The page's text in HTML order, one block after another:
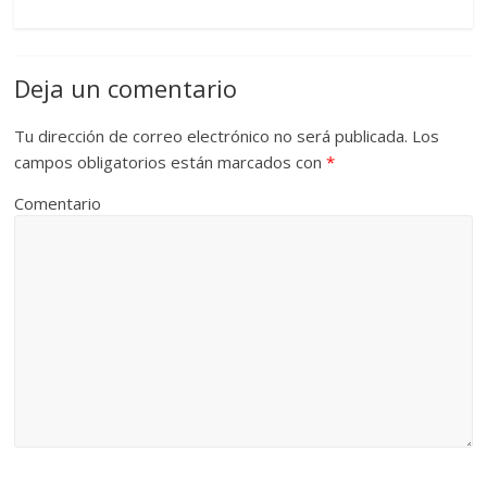
Deja un comentario
Tu dirección de correo electrónico no será publicada. Los
campos obligatorios están marcados con*
Comentario